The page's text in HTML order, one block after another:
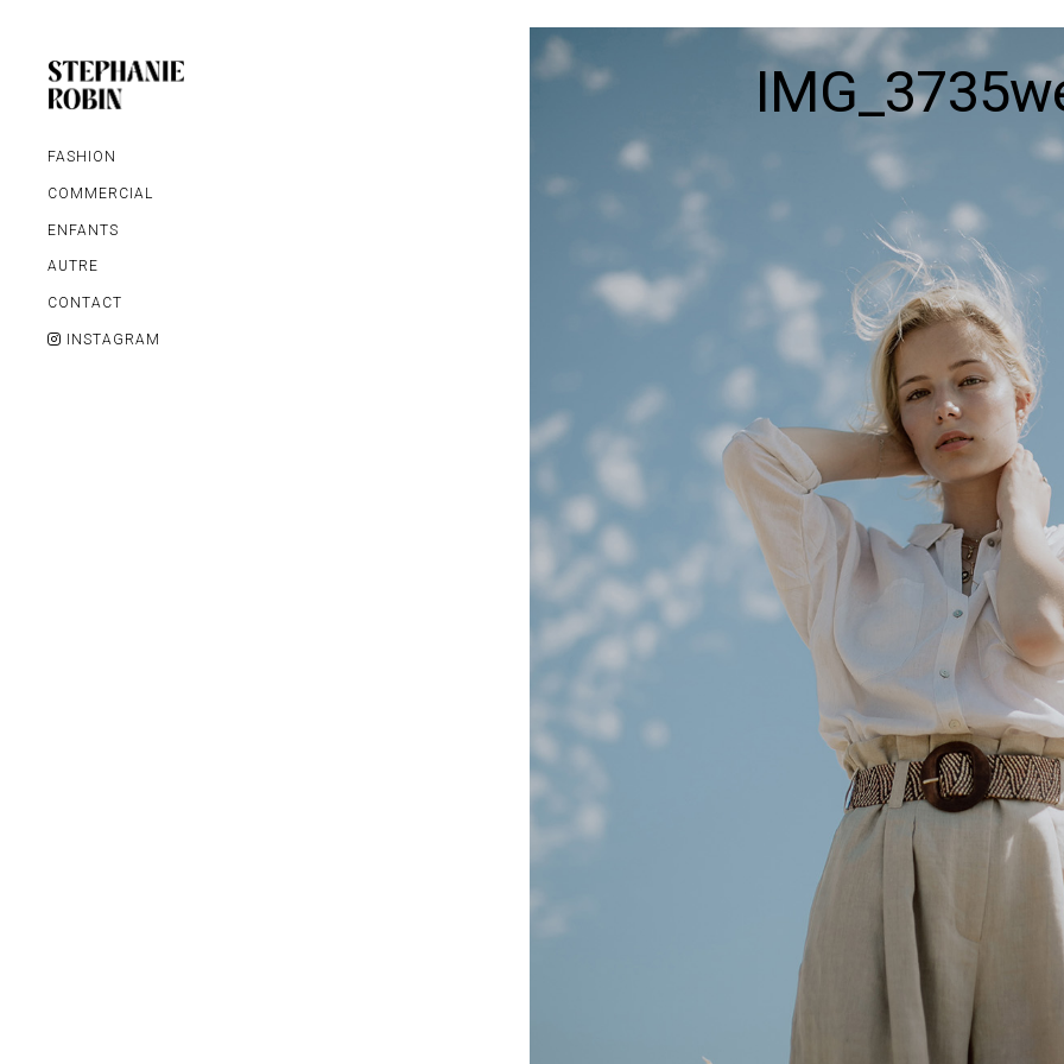
FASHION
COMMERCIAL
ENFANTS
AUTRE
MARIAGE / FAMILLE /
CONTACT
INSTAGRAM